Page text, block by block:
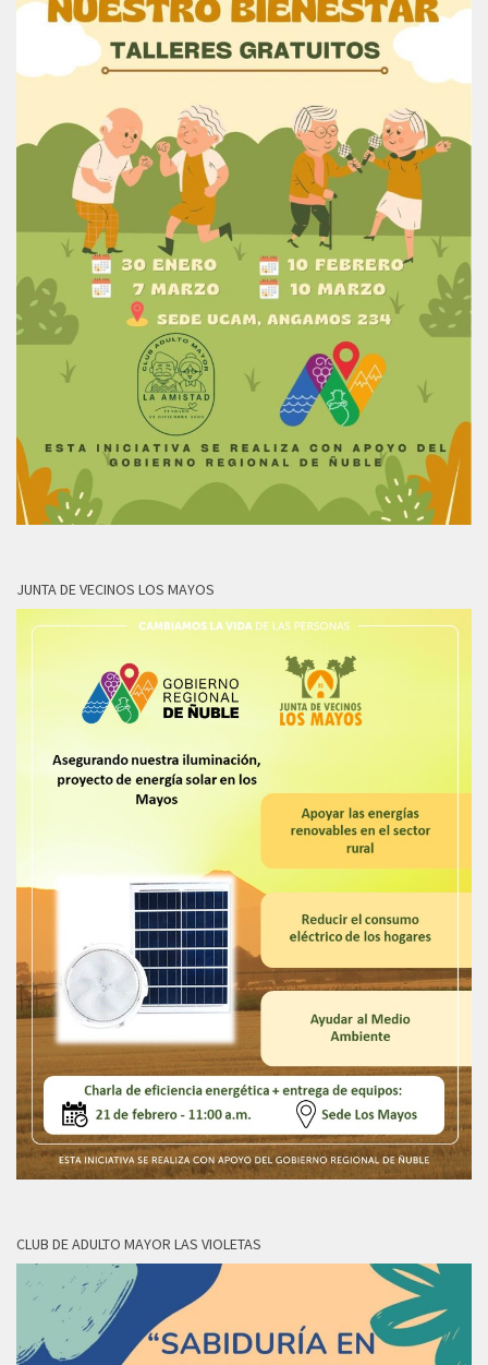
JUNTA DE VECINOS LOS MAYOS
CLUB DE ADULTO MAYOR LAS VIOLETAS